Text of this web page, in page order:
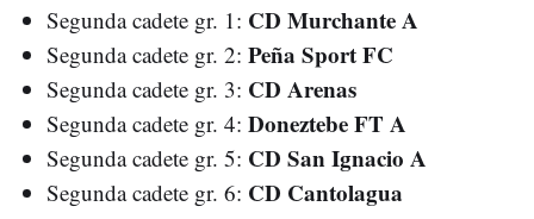
Segunda cadete gr. 1: CD Murchante A
Segunda cadete gr. 2: Peña Sport FC
Segunda cadete gr. 3: CD Arenas
Segunda cadete gr. 4: Doneztebe FT A
Segunda cadete gr. 5: CD San Ignacio A
Segunda cadete gr. 6: CD Cantolagua